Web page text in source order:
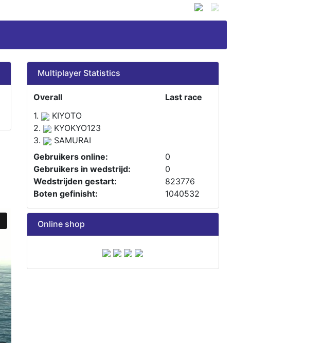
Multiplayer Statistics
Overall
Last race
1.
KIYOTO
2.
KYOKYO123
3.
SAMURAI
Gebruikers online:
0
Gebruikers in wedstrijd:
0
Wedstrijden gestart:
823776
Boten gefinisht:
1040532
Online shop